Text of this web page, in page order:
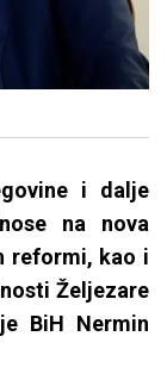
i dalje
na nova
reformi, kao i
Željezare
BiH Nermin